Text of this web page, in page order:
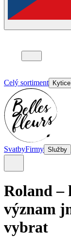
Celý sortiment
SvatbyFirmy Služby
Roland –
význam
vybrat